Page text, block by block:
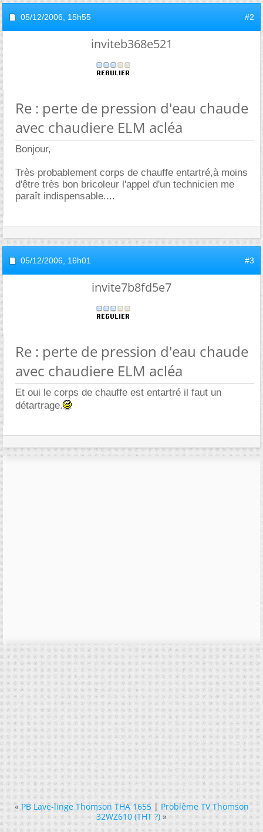
05/12/2006, 15h55 #2
inviteb368e521
Re : perte de pression d'eau chaude
avec chaudiere ELM acléa
Bonjour,
Très probablement corps de chauffe entartré,à moins
d'être très bon bricoleur l'appel d'un technicien me
paraît indispensable....
05/12/2006, 16h01 #3
invite7b8fd5e7
Re : perte de pression d'eau chaude
avec chaudiere ELM acléa
Et oui le corps de chauffe est entartré il faut un
détartrage.
« PB Lave-linge Thomson THA 1655|Problème TV Thomson
32WZ610 (THT ?) »